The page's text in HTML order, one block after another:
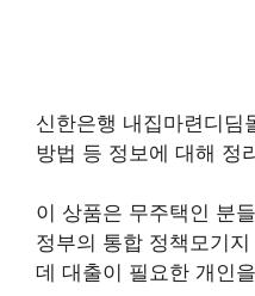
신한은행 내집마련디딤
방법 등 정보에 대해 정
이 상품은 무주택인 분
정부의 통합 정책모기
데 대출이 필요한 개인